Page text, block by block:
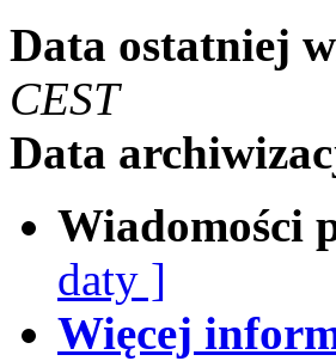
Data ostatniej
CEST
Data
Wiadomości
daty ]
Więcej